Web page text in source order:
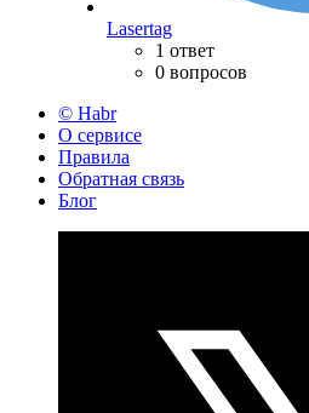
Lasertag
1 ответ
0 вопросов
© Habr
О сервисе
Правила
Обратная связь
Блог